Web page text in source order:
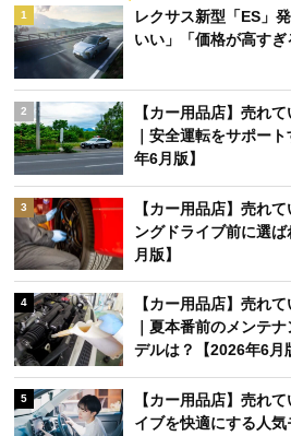
1
レクサス新型「ES」
いい」「価格が高す
2
【カー用品店】売れ
｜安全運転をサポー
年6月版】
3
【カー用品店】売れ
ングドライブ前に選
月版】
4
【カー用品店】売れ
｜夏本番前のメンテ
デルは？【2026年6月
5
【カー用品店】売れ
イブを快適にする人